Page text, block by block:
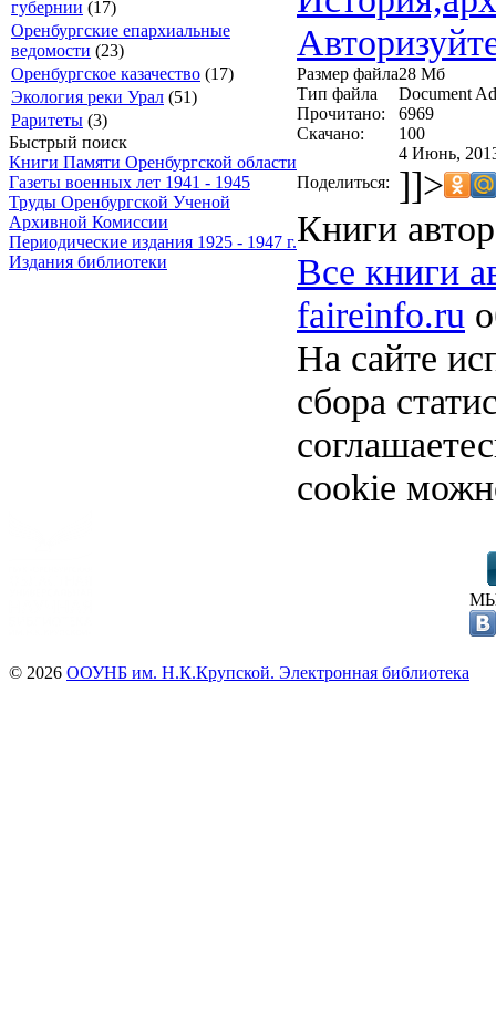
губернии (17)
Оренбургские епархиальные
ведомости (23)
Оренбургское казачество (17)
Экология реки Урал (51)
Раритеты (3)
Быстрый поиск
Книги Памяти Оренбургской области
Газеты военных лет 1941 - 1945
Труды Оренбургской Ученой
Архивной Комиссии
Периодические издания 1925 - 1947 г.
Издания библиотеки
Размер файла28 Мб
Тип файла
Document
Прочитано:
6969
Скачано:
100
4 Июнь,
Поделиться: ]]>
Книги
Все книги
faireinfo.ru
На сайте
сбора
cookie
© 2026 ООУНБ им. Н.К.Крупской. Электронная библиотека